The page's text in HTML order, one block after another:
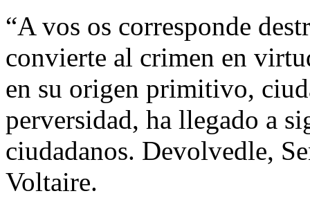
“A vos os corresponde
convierte al crimen en
en su origen primitivo,
perversidad, ha llegado a
ciudadanos. Devolvedle,
Voltaire.